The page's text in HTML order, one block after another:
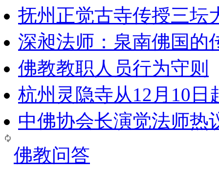
抚州正觉古寺传授三坛
深昶法师：泉南佛国的
佛教教职人员行为守则
杭州灵隐寺从12月10日
中佛协会长演觉法师热
佛教问答